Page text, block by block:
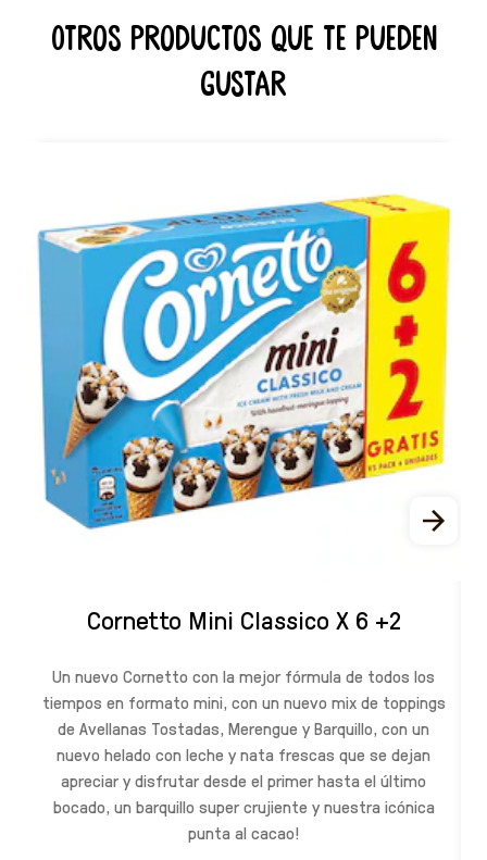
Otros productos que te pueden
gustar
Cornetto Mini Classico X 6 +2
Un nuevo Cornetto con la mejor fórmula de todos los
tiempos en formato mini, con un nuevo mix de toppings
de Avellanas Tostadas, Merengue y Barquillo, con un
nuevo helado con leche y nata frescas que se dejan
apreciar y disfrutar desde el primer hasta el último
bocado, un barquillo super crujiente y nuestra icónica
punta al cacao!